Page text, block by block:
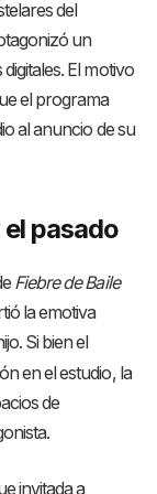
del
un
. El motivo
el programa
al anuncio de su
pasado
Fiebre de Baile
la emotiva
. Si bien el
en el estudio, la
de
.
invitada a